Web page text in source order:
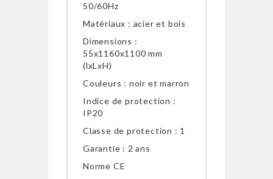
50/60Hz
Matériaux : acier et bois
Dimensions :
55x1160x1100 mm
(lxLxH)
Couleurs : noir et marron
Indice de protection :
IP20
Classe de protection : 1
Garantie : 2 ans
Norme CE